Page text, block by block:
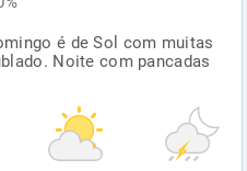
é de Sol com muitas
Noite com pancadas